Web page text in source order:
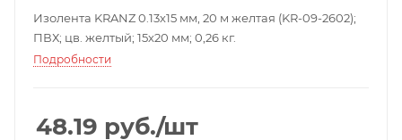
Изолента KRANZ 0.13х15 мм, 20 м желтая (KR-09-2602);
ПВХ; цв. желтый; 15х20 мм; 0,26 кг.
Подробности
48.19 руб./шт